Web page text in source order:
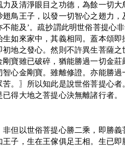
及清淨眼目之功德，為餘一切
鳥王子，以發一切智心之翅力
不能及 ’。疏抄謂此明世俗菩提心
如來家中，其義相同。蓋本頌
地之發心。然則不許異生菩薩
剛寶雖已破碎，猶能勝過一切金
心金剛寶。雖離修證。亦能勝
。 〗
所以知此是說世俗菩提心
得大地之菩提心決無離諸行者。
但以世俗菩提心勝二乘，即勝
王子，生在王傢俱足王相。生已即